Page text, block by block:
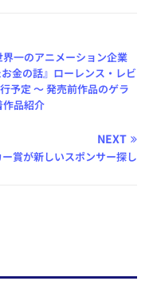
界一のアニメーション企業
金の話』ローレンス・レビ
予定 ～ 発売前作品のゲラ
品紹介
NEXT
賞が新しいスポンサー探し